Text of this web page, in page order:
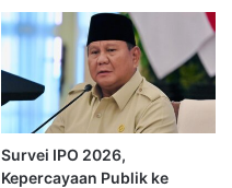
Survei IPO 2026,
Kepercayaan Publik ke